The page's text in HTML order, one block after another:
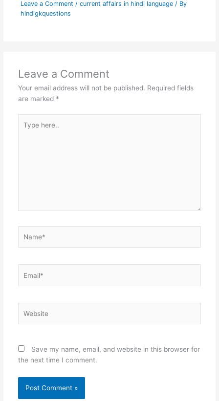
Leave a Comment / current affairs in hindi language/ By
hindigkquestions
Leave a Comment
Your email address will not be published. Required fields
are marked *
here..
Save my name, email, and website in this browser for
the next time I comment.